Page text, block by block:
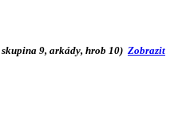
skupina 9, arkády, hrob 10) Zobrazit